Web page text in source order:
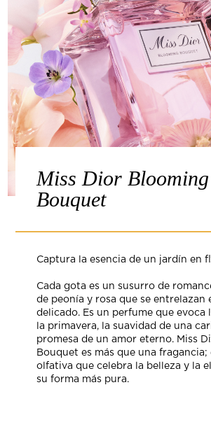
Miss Dior Blooming
Bouquet
Captura la esencia de un jardín en
Cada gota es un susurro de
de peonía y rosa que se entrelazan
delicado. Es un perfume que evoca
la primavera, la suavidad de una
promesa de un amor eterno. Miss
Bouquet es más que una fragancia;
olfativa que celebra la belleza y la
su forma más pura.